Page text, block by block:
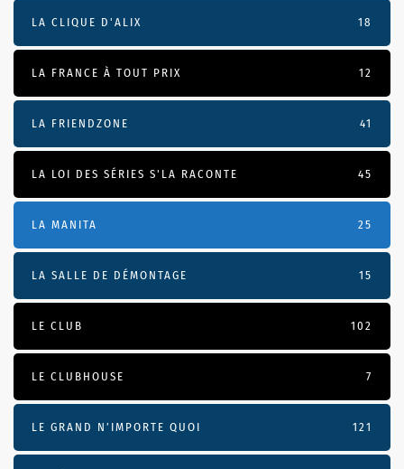
LA CLIQUE D'ALIX 18
LA FRANCE À TOUT PRIX 12
LA FRIENDZONE 41
LA LOI DES SÉRIES S'LA RACONTE 45
LA MANITA 25
LA SALLE DE DÉMONTAGE 15
LE CLUB 102
LE CLUBHOUSE 7
LE GRAND N’IMPORTE QUOI 121